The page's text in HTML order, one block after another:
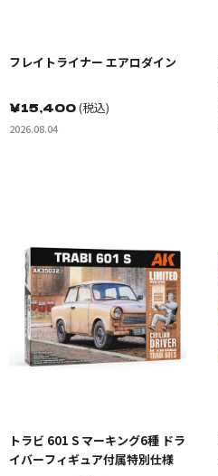
フレイトライナー エアロダイン
￥15,400(税込)
2026.08.04
トラビ 601 S マーキング6種 ドラ
イバーフィギュア付属特別仕様